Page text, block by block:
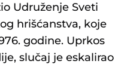
Udruženje Sveti
hrišćanstva, koje
godine. Uprkos
slučaj je eskalirao